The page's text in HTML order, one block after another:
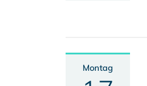
Montag